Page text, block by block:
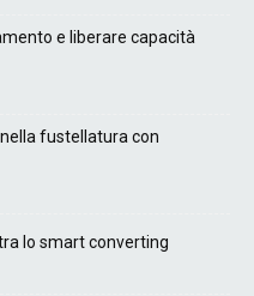
e liberare capacità
fustellatura con
lo smart converting